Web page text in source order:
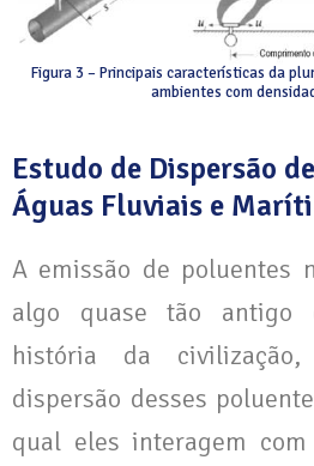
Figura 3 – Principais características da
ambientes com
Estudo de Dispersão
Águas Fluviais e
A emissão de poluentes
algo quase tão antigo
história da
dispersão desses
qual eles interagem